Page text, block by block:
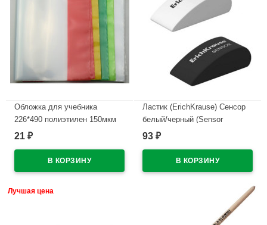
Обложка для учебника
226*490 полиэтилен 150мкм
универсальная М арт У 226
21 ₽
Ластик (ErichKrause) Сенсор
белый/черный (Sensor
Black&White) 50*19*23мм
93 ₽
Лучшая цена